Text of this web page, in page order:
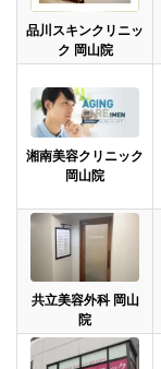
品川スキンクリニッ
ク 岡山院
湘南美容クリニック
岡山院
共立美容外科 岡山
院